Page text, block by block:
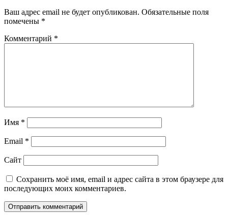
Ваш адрес email не будет опубликован. Обязательные поля
помечены *
Комментарий *
Имя *
Email *
Сайт
Сохранить моё имя, email и адрес сайта в этом браузере для
последующих моих комментариев.